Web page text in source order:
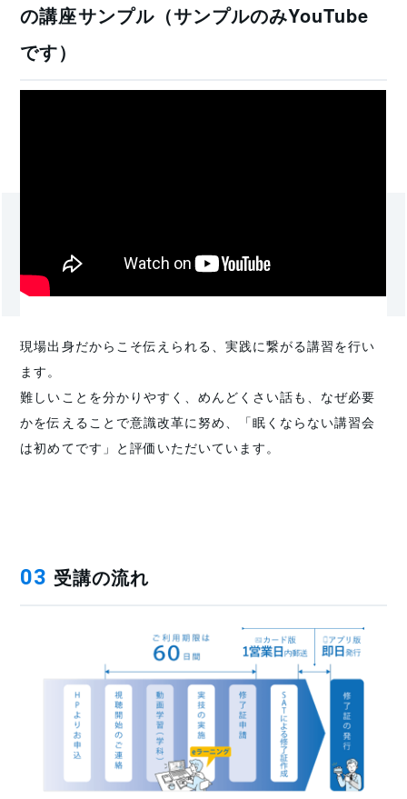
の講座サンプル（サンプルのみYouTube
です）
現場出身だからこそ伝えられる、実践に繋がる講習を行い
ます。
難しいことを分かりやすく、めんどくさい話も、なぜ必要
かを伝えることで意識改革に努め、「眠くならない講習会
は初めてです」と評価いただいています。
03 受講の流れ